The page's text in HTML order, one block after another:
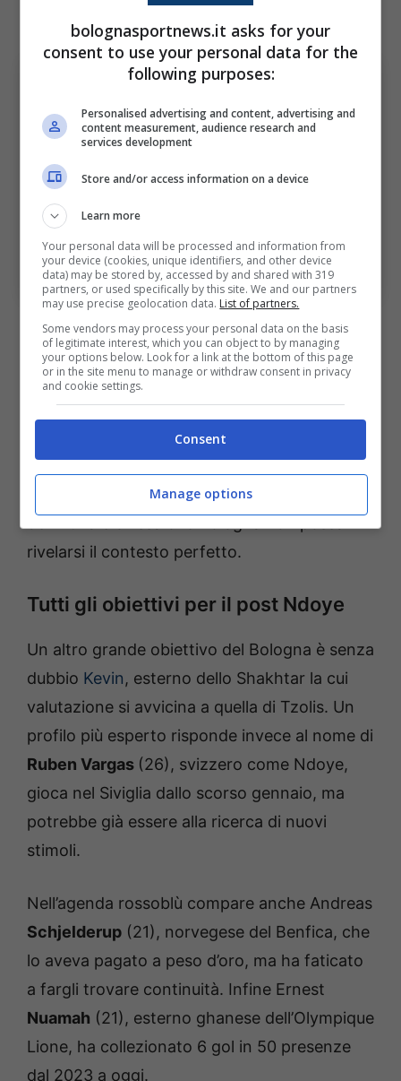
sembra pronto al definitivo salto di qualità.
Bologna, per la fascia spuntano i nomi di Tzolis e Cho
(Photo by Alex Caparros/Getty Images Via OneFootball)
– BolognaSportNews.it
Mohamed-AliCho, invece, è un attaccante
francese con cittadinanza britannica e ha
compito 21 anni lo scorso gennaio. Arrivato
all’Angers nel 2020, è passato al Real
Sociedad dopo due stagioni e oggi gioca nel
Nizza. Leggermente più acerbo del collega,
Cho deve ancora trovare la consacrazione
rivelarsi il contesto perfetto.
Tutti gli obiettivi per il post Ndoye
Un altro grande obiettivo del Bologna è senza
dubbio Kevin, esterno dello Shakhtar la cui
valutazione si avvicina a quella di Tzolis. Un
profilo più esperto risponde invece al nome di
Ruben Vargas (26), svizzero come Ndoye,
gioca nel Siviglia dallo scorso gennaio, ma
potrebbe già essere alla ricerca di nuovi
stimoli.
Nell’agenda rossoblù compare anche Andreas
Schjelderup (21), norvegese del Benfica, che
lo aveva pagato a peso d’oro, ma ha faticato
a fargli trovare continuità. Infine Ernest
Nuamah (21), esterno ghanese dell’Olympique
Lione, ha collezionato 6 gol in 50 presenze
dal 2023 a oggi.
bolognasportnews.it asks for your
consent to use your personal data for the
following purposes:
Personalised advertising and content, advertising and
content measurement, audience research and
services development
Store and/or access information on a device
Learn more
Your personal data will be processed and information from
your device (cookies, unique identifiers, and other device
data) may be stored by, accessed by and shared with 319
partners, or used specifically by this site. We and our partners
may use precise geolocation data. List of partners.
Some vendors may process your personal data on the basis
of legitimate interest, which you can object to by managing
your options below. Look for a link at the bottom of this page
or in the site menu to manage or withdraw consent in privacy
and cookie settings.
Consent
Manage options